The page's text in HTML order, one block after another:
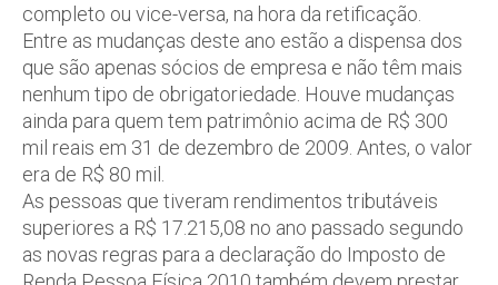
completo ou vice-versa, na hora da retificação.
Entre as mudanças deste ano estão a dispensa dos
que são apenas sócios de empresa e não têm mais
nenhum tipo de obrigatoriedade. Houve mudanças
ainda para quem tem patrimônio acima de R$ 300
mil reais em 31 de dezembro de 2009. Antes, o valor
era de R$ 80 mil.
As pessoas que tiveram rendimentos tributáveis
superiores a R$ 17.215,08 no ano passado segundo
as novas regras para a declaração do Imposto de